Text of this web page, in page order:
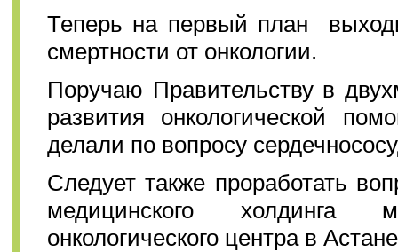
Теперь на первый план
смертности от онкологии.
Поручаю Правительству в
развития онкологической
делали по вопросу
Следует также проработать
медицинского холдинга
онкологического центра в